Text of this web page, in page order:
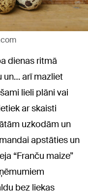
dienas ritmā
un… arī mazliet
lieli plāni vai
ar skaisti
uzkodām un
apstāties un
“Franču maize”
bez liekas